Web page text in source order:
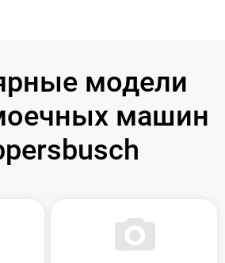
модели
машин